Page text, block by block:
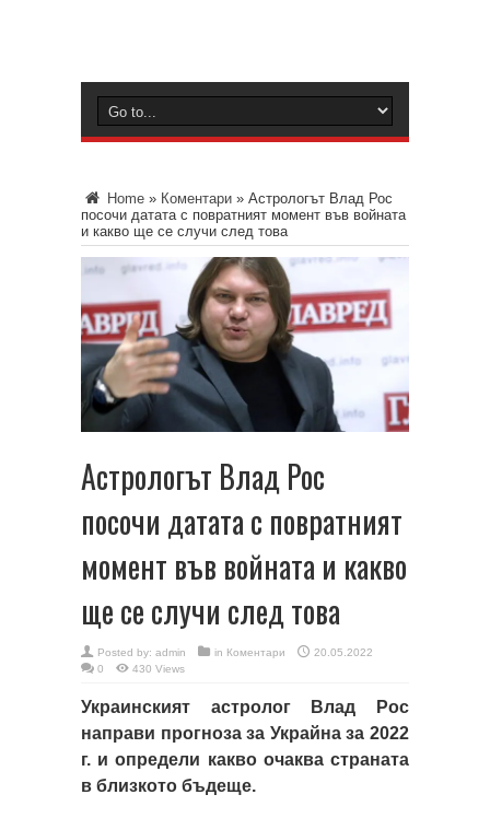
Home » Коментари » Астрологът Влад Рос
посочи датата с повратният момент във войната
и какво ще се случи след това
Астрологът Влад Рос
посочи датата с повратният
момент във войната и какво
ще се случи след това
Posted by: admin in Коментари
20.05.2022
0
430 Views
Украинският астролог Влад Рос
направи прогноза за Украйна за 2022
г. и определи какво очаква страната
в близкото бъдеще.